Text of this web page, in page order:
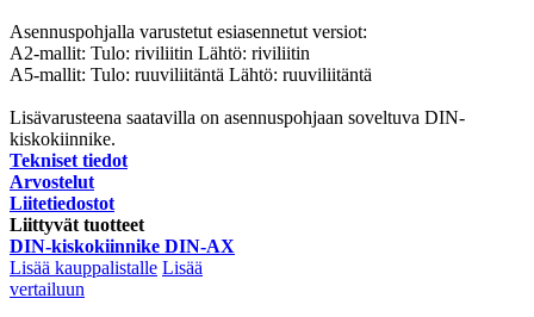
Asennuspohjalla varustetut esiasennetut versiot:
A2-mallit: Tulo: riviliitin Lähtö: riviliitin
A5-mallit: Tulo: ruuviliitäntä Lähtö: ruuviliitäntä
Lisävarusteena saatavilla on asennuspohjaan soveltuva DIN-
kiskokiinnike.
Tekniset tiedot
Arvostelut
Liitetiedostot
Liittyvät tuotteet
DIN-kiskokiinnike DIN-AX
Lisää kauppalistalle Lisää
vertailuun